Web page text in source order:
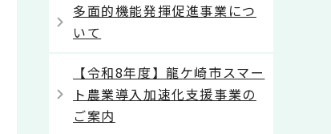
多面的機能発揮促進事業につ
いて
【令和8年度】龍ケ崎市スマー
ト農業導入加速化支援事業の
ご案内